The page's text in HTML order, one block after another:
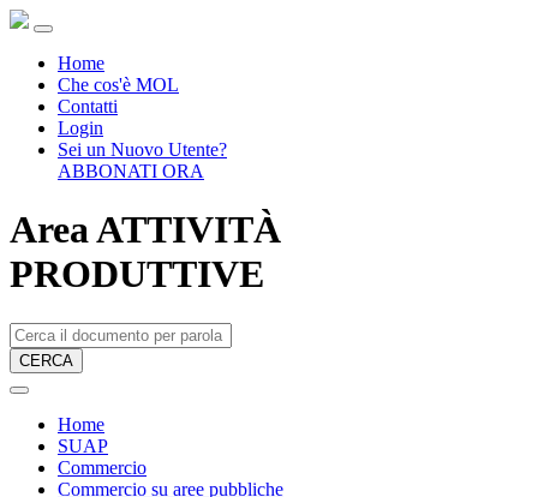
Home
Che cos'è MOL
Contatti
Login
Sei un Nuovo Utente?
ABBONATI ORA
Area ATTIVITÀ
PRODUTTIVE
CERCA
Home
SUAP
Commercio
Commercio su aree pubbliche